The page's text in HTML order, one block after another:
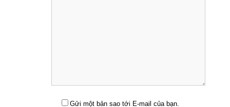
Gửi một bản sao tới E-mail của bạn.